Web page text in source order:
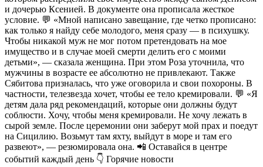
и дочерью Ксенией. В документе она прописала жесткое
условие. 💬 «Мной написано завещание, где четко прописано:
как только я найду себе молодого, меня сразу — в психушку.
Чтобы никакой муж не мог потом претендовать на мое
имущество и в случае моей смерти делить его с моими
детьми», — сказала женщина. При этом Роза уточнила, что
мужчины в возрасте ее абсолютно не привлекают. Также
Сябитова призналась, что уже оговорила и свои похороны. В
частности, телезвезда хочет, чтобы ее тело кремировали. 💬 «Я
детям дала ряд рекомендаций, которые они должны будут
соблюсти. Хочу, чтобы меня кремировали. Не хочу лежать в
сырой земле. После церемонии они заберут мой прах и поедут
на Сицилию. Возьмут там яхту, выйдут в море и там его
развеют», — резюмировала она. 📲 Оставайся в центре
событий каждый день 👇 Горячие новости